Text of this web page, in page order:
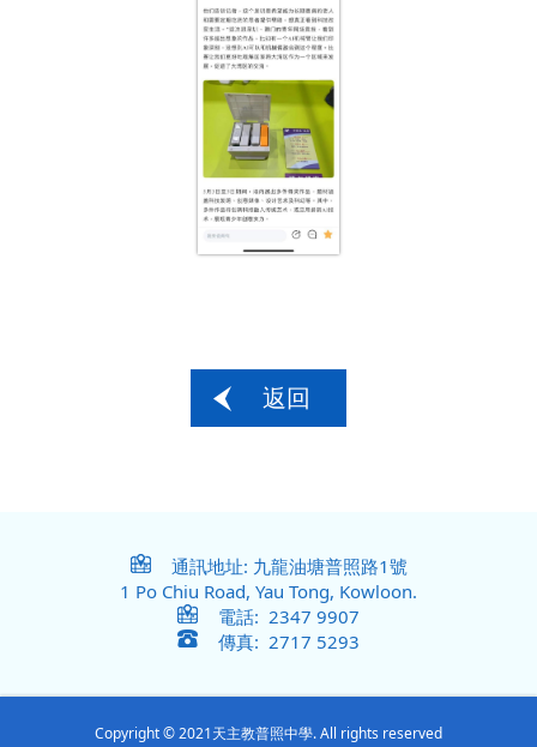
返回
通訊地址: 九龍油塘普照路1號
1 Po Chiu Road, Yau Tong, Kowloon.
電話: 2347 9907
傳真: 2717 5293
Copyright © 2021天主教普照中學. All rights reserved